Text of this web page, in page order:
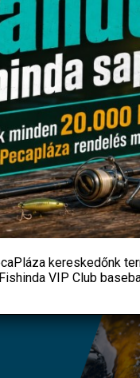
CAMPER gyapjú
4 608Ft
Fishingoutlet
KOSÁRBA TESZEM
kereskedőnk
Fishinda VIP Club